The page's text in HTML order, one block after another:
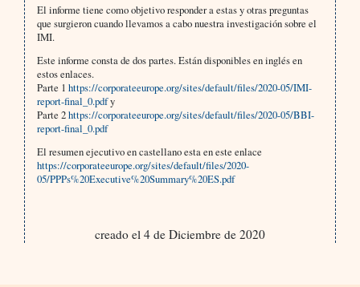
El informe tiene como objetivo responder a estas y otras preguntas
que surgieron cuando llevamos a cabo nuestra investigación sobre el
IMI.
Este informe consta de dos partes. Están disponibles en inglés en
estos enlaces.
Parte 1 https://corporateeurope.org/sites/default/files/2020-05/IMI-
report-final_0.pdfy
Parte 2https://corporateeurope.org/sites/default/files/2020-05/BBI-
report-final_0.pdf
El resumen ejecutivo en castellano esta en este enlace
https://corporateeurope.org/sites/default/files/2020-
05/PPPs%20Executive%20Summary%20ES.pdf
creado el 4 de Diciembre de 2020